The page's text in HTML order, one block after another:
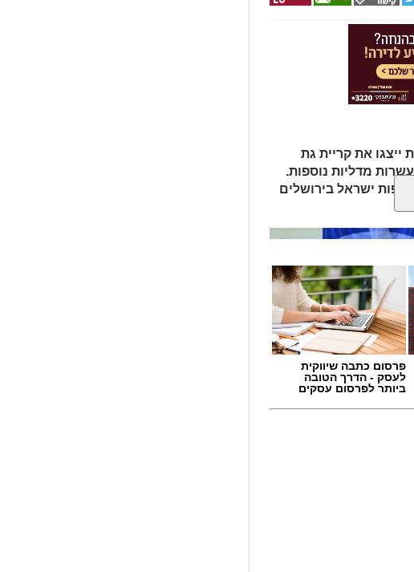
ייצגו את קריית גת
מדליות נוספות.
ישראל בירושלים
פרסום כתבה שיווקית
לעסק - הדרך הטובה
ביותר לפרסום עסקים